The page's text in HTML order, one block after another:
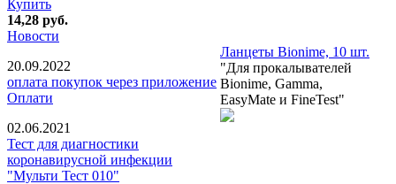
Купить
14,28 руб.
Новости
20.09.2022
оплата покупок через приложение
Оплати
02.06.2021
Тест для диагностики
коронавирусной инфекции
"Мульти Тест 010"
Ланцеты Bionime, 10 шт.
"Для прокалывателей
Bionime, Gamma,
EasyMate и FineTest"